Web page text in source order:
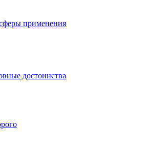
применения
достоинства